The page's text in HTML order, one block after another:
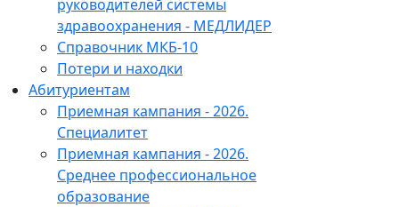
руководителей системы
здравоохранения - МЕДЛИДЕР
Справочник МКБ-10
Потери и находки
Абитуриентам
Приемная кампания - 2026.
Специалитет
Приемная кампания - 2026.
Среднее профессиональное
образование